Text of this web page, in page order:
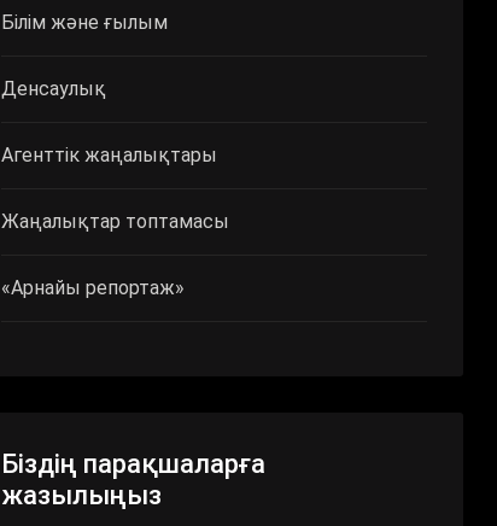
Білім және ғылым
Денсаулық
Агенттік жаңалықтары
Жаңалықтар топтамасы
«Арнайы репортаж»
Біздің парақшаларға
жазылыңыз